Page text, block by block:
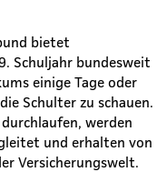
bietet
Schuljahr bundesweit
einige Tage oder
Schulter zu schauen.
werden
und erhalten von
Versicherungswelt.